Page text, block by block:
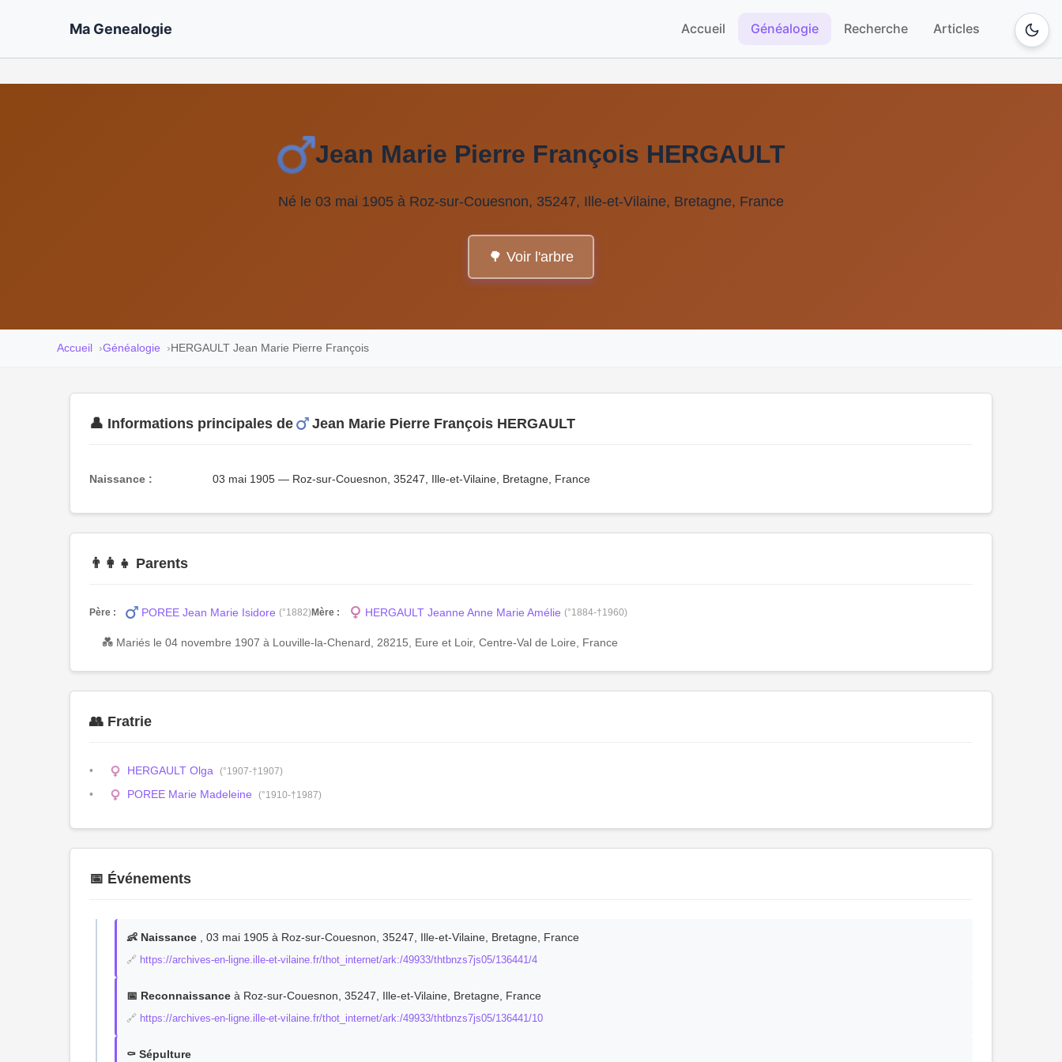
Ma Genealogie Accueil Généalogie Recherche Articles
Jean Marie Pierre François HERGAULT
Né le 03 mai 1905 à Roz-sur-Couesnon, 35247, Ille-et-Vilaine, Bretagne, France
🌳 Voir l'arbre
Accueil Généalogie HERGAULT Jean Marie Pierre François
👤 Informations principales de Jean Marie Pierre François HERGAULT
Naissance : 03 mai 1905 — Roz-sur-Couesnon, 35247, Ille-et-Vilaine, Bretagne, France
👨‍👩‍👧 Parents
Père : POREE Jean Marie Isidore (°1882)Mère : HERGAULT Jeanne Anne Marie Amélie (°1884-†1960)
💑 Mariés le 04 novembre 1907 à Louville-la-Chenard, 28215, Eure et Loir, Centre-Val de Loire, France
👥 Fratrie
HERGAULT Olga (°1907-†1907)
POREE Marie Madeleine (°1910-†1987)
📅 Événements
👶 Naissance , 03 mai 1905 à Roz-sur-Couesnon, 35247, Ille-et-Vilaine, Bretagne, France
🔗 https://archives-en-ligne.ille-et-vilaine.fr/thot_internet/ark:/49933/thtbnzs7js05/136441/4
📅 Reconnaissance à Roz-sur-Couesnon, 35247, Ille-et-Vilaine, Bretagne, France
🔗 https://archives-en-ligne.ille-et-vilaine.fr/thot_internet/ark:/49933/thtbnzs7js05/136441/10
⚰️ Sépulture